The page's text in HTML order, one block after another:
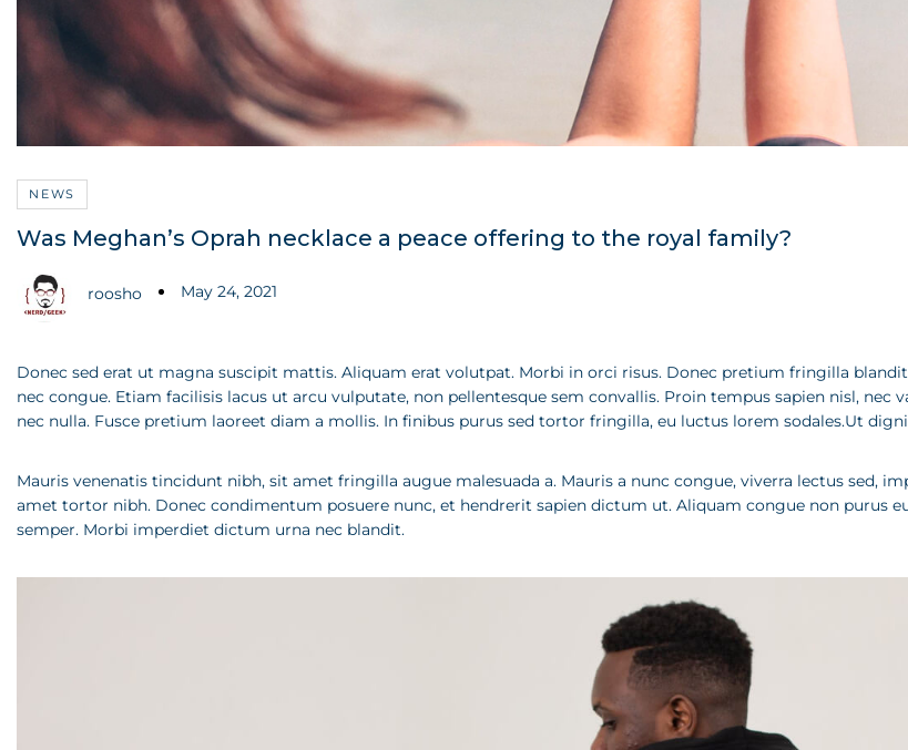
NEWS
Was Meghan’s Oprah necklace a peace offering to the royal family?
roosho May 24, 2021
Donec sed erat ut magna suscipit mattis. Aliquam erat volutpat. Morbi in orci risus. Donec pretium fringilla
nec congue. Etiam facilisis lacus ut arcu vulputate, non pellentesque sem convallis. Proin tempus sapien nisl,
nec nulla. Fusce pretium laoreet diam a mollis. In finibus purus sed tortor fringilla, eu luctus lorem sodales.Ut
Mauris venenatis tincidunt nibh, sit amet fringilla augue malesuada a. Mauris a nunc congue, viverra lectus sed,
amet tortor nibh. Donec condimentum posuere nunc, et hendrerit sapien dictum ut. Aliquam congue non purus
semper. Morbi imperdiet dictum urna nec blandit.